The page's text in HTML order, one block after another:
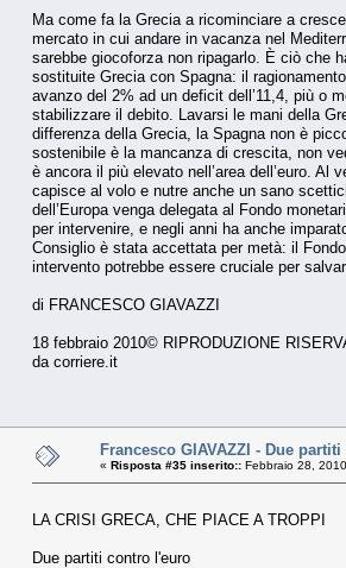
Ma come fa la Grecia a ricominciare a
mercato in cui andare in vacanza nel
sarebbe giocoforza non ripagarlo. È ciò che
sostituite Grecia con Spagna: il
avanzo del 2% ad un deficit dell’11,4, più o
stabilizzare il debito. Lavarsi le mani della
differenza della Grecia, la Spagna non è
sostenibile è la mancanza di crescita, non
è ancora il più elevato nell’area dell’euro.
capisce al volo e nutre anche un sano
dell’Europa venga delegata al Fondo
per intervenire, e negli anni ha anche
Consiglio è stata accettata per metà: il
intervento potrebbe essere cruciale per
di FRANCESCO GIAVAZZI
18 febbraio 2010© RIPRODUZIONE
da corriere.it
Francesco GIAVAZZI - Due
« Risposta #35 inserito:: Febbraio 28,
LA CRISI GRECA, CHE PIACE A TROPPI
Due partiti contro l'euro